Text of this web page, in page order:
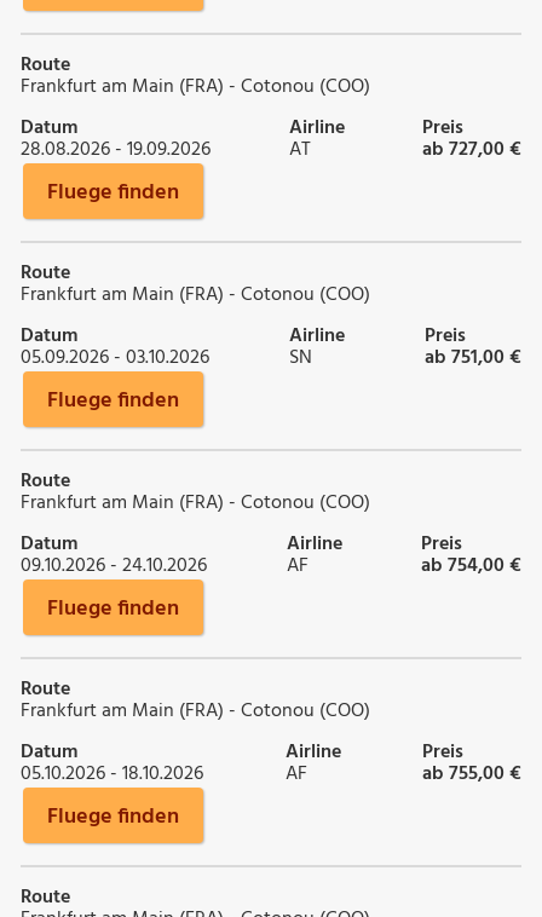
Route
Frankfurt am Main (FRA) - Cotonou (COO)
Datum
28.08.2026 - 19.09.2026
Airline
AT
Preis
ab 727,00 €
Fluege finden
Route
Frankfurt am Main (FRA) - Cotonou (COO)
Datum
05.09.2026 - 03.10.2026
Airline
SN
Preis
ab 751,00 €
Fluege finden
Route
Frankfurt am Main (FRA) - Cotonou (COO)
Datum
09.10.2026 - 24.10.2026
Airline
AF
Preis
ab 754,00 €
Fluege finden
Route
Frankfurt am Main (FRA) - Cotonou (COO)
Datum
05.10.2026 - 18.10.2026
Airline
AF
Preis
ab 755,00 €
Fluege finden
Route